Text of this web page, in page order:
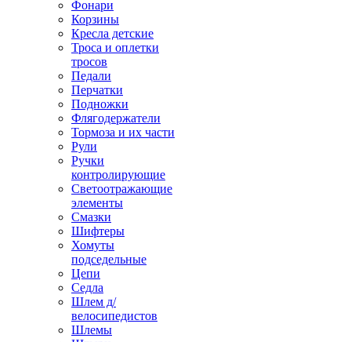
Фонари
Корзины
Кресла детские
Троса и оплетки
тросов
Педали
Перчатки
Подножки
Флягодержатели
Тормоза и их части
Рули
Ручки
контролирующие
Светоотражающие
элементы
Смазки
Шифтеры
Хомуты
подседельные
Цепи
Седла
Шлем д/
велосипедистов
Шлемы